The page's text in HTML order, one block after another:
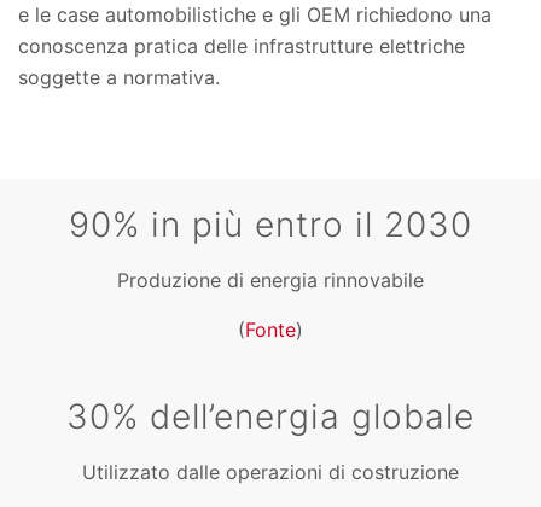
e le case automobilistiche e gli OEM richiedono una
conoscenza pratica delle infrastrutture elettriche
soggette a normativa.
90% in più entro il 2030
Produzione di energia rinnovabile
(Fonte)
30% dell’energia globale
Utilizzato dalle operazioni di costruzione